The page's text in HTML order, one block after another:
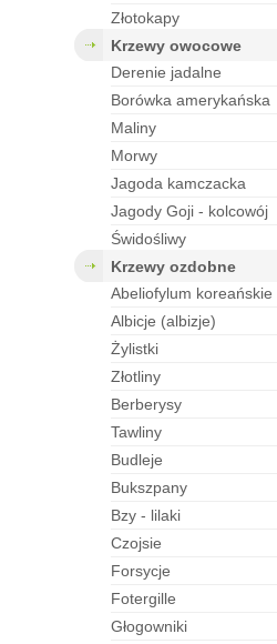
złotokapy
krzewy owocowe
derenie jadalne
borówka amerykańska
maliny
morwy
jagoda kamczacka
jagody Goji - kolcowój
świdośliwy
krzewy ozdobne
abeliofylum koreańskie
albicje (albizje)
żylistki
złotliny
berberysy
tawliny
budleje
bukszpany
bzy - lilaki
czojsie
forsycje
fotergille
Głogowniki